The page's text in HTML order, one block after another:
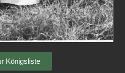
Königsliste